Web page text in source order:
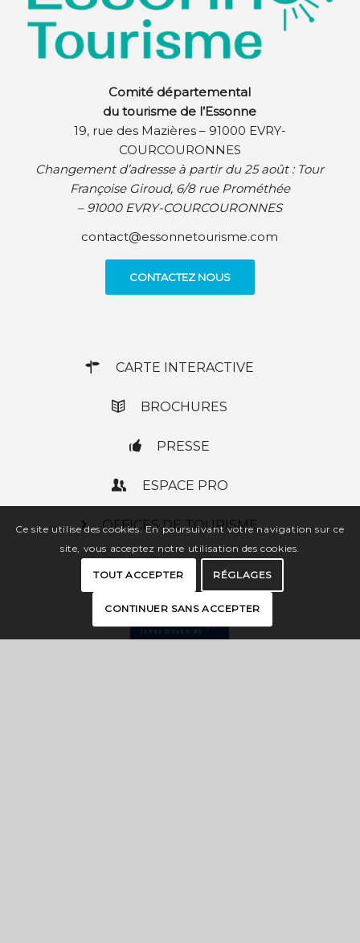
Comité départemental
du tourisme de l’Essonne
19, rue des Mazières – 91000 EVRY-
COURCOURONNES
Changement d’adresse à partir du 25 août : Tour
Françoise Giroud, 6/8 rue Prométhée
– 91000 EVRY-COURCOURONNES
contact@essonnetourisme.com
CONTACTEZ NOUS
CARTE INTERACTIVE
BROCHURES
PRESSE
ESPACE PRO
OFFICES DE TOURISME
Ce site utilise des cookies. En poursuivant votre navigation sur ce
site, vous acceptez notre utilisation des cookies.
TOUT ACCEPTER RÉGLAGES
CONTINUER SANS ACCEPTER